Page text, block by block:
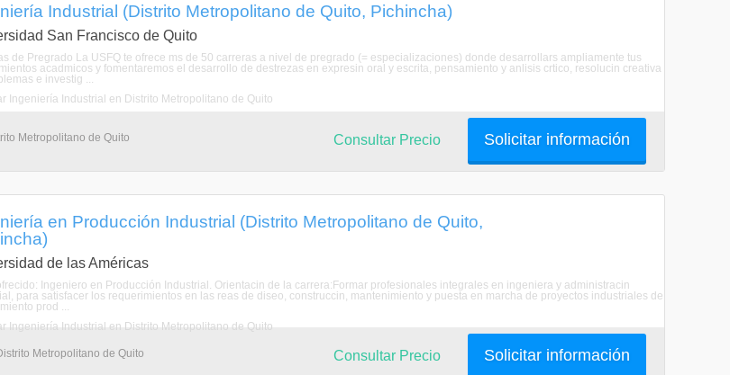
Industrial (Distrito Metropolitano de Quito, Pichincha)
San Francisco de Quito
de Pregrado La USFQ te ofrece ms de 50 carreras a nivel de pregrado (= especializaciones) donde desarrollars ampliamente tus
acadmicos y fomentaremos el desarrollo de destrezas en expresin oral y escrita, pensamiento y anlisis crtico, resolucin creativa
e investig ...
Ingeniería Industrial en Distrito Metropolitano de Quito
Metropolitano de Quito Solicitar información
Consultar Precio
en Producción Industrial (Distrito Metropolitano de Quito,
de las Américas
Ingeniero en Producción Industrial. Orientacin de la carrera:Formar profesionales integrales en ingeniera y administracin
para satisfacer los requerimientos en las reas de diseo, construccin, mantenimiento y puesta en marcha de proyectos industriales de
prod ...
Ingeniería Industrial en Distrito Metropolitano de Quito
Metropolitano de Quito Solicitar información
Consultar Precio